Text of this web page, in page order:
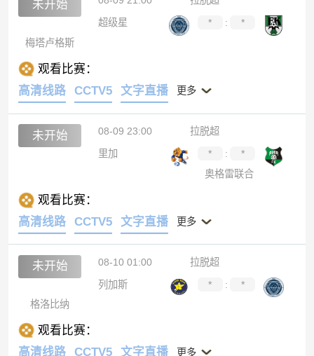
未开始
超级星
* :
*
梅塔卢格斯
观看比赛：
高清线路
CCTV5 文字直播 更多
未开始 08-09 23:00
拉脱超
里加
* :
*
奥格雷联合
观看比赛：
高清线路
CCTV5 文字直播 更多
未开始 08-10 01:00
拉脱超
列加斯
* :
*
格洛比纳
观看比赛：
高清线路
CCTV5 文字直播 更多